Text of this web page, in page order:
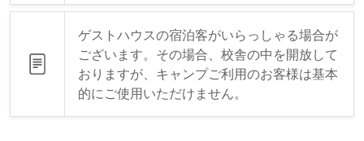
ゲストハウスの宿泊客がいらっしゃる場合が
ございます。その場合、校舎の中を開放して
おりますが、キャンプご利用のお客様は基本
的にご使用いただけません。